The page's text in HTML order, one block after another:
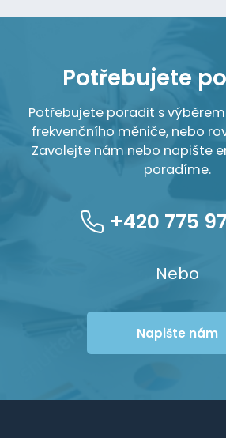
Potřebujete
Potřebujete poradit s
frekvenčního měniče, nebo
Zavolejte nám nebo napište
poradíme.
+420 775
Nebo
Napište nám